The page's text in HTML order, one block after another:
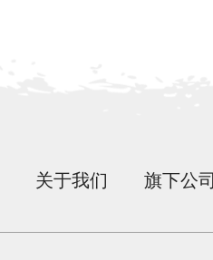
关于我们 旗下公司